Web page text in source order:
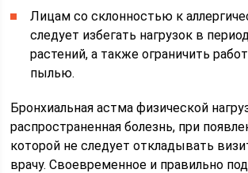
Лицам со склонностью к
следует избегать нагрузок в
растений, а также ограничить
пылью.
Бронхиальная астма физической
распространенная болезнь, при
которой не следует откладывать
врачу. Своевременное и правильно